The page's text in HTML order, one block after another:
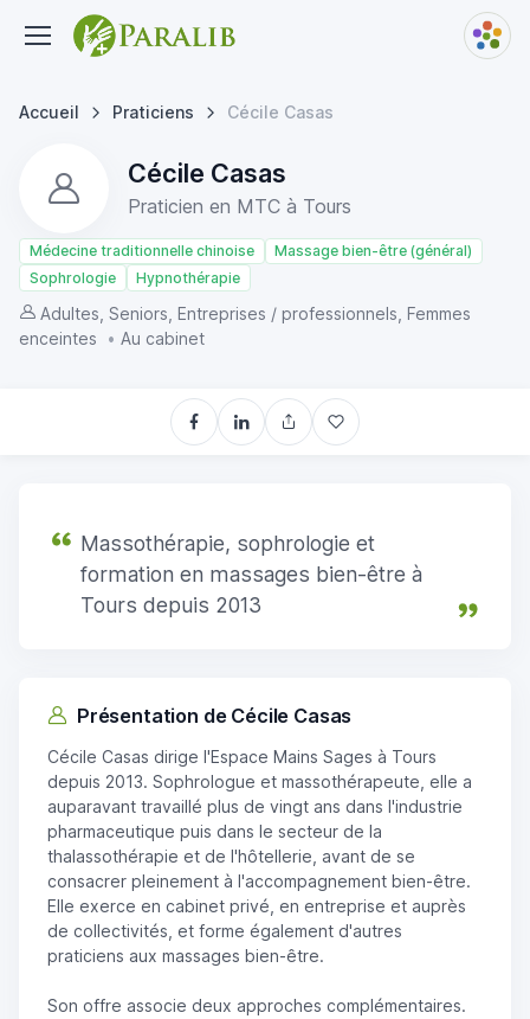
Accueil Praticiens Cécile Casas
Cécile Casas
Praticien en MTC à Tours
Médecine traditionnelle chinoise
Massage bien-être (général)
Sophrologie
Hypnothérapie
Adultes, Seniors, Entreprises / professionnels, Femmes
enceintes
• Au cabinet
Massothérapie, sophrologie et
formation en massages bien-être à
Tours depuis 2013
Présentation de Cécile Casas
Cécile Casas dirige l'Espace Mains Sages à Tours
depuis 2013. Sophrologue et massothérapeute, elle a
auparavant travaillé plus de vingt ans dans l'industrie
pharmaceutique puis dans le secteur de la
thalassothérapie et de l'hôtellerie, avant de se
consacrer pleinement à l'accompagnement bien-être.
Elle exerce en cabinet privé, en entreprise et auprès
de collectivités, et forme également d'autres
praticiens aux massages bien-être.
Son offre associe deux approches complémentaires.